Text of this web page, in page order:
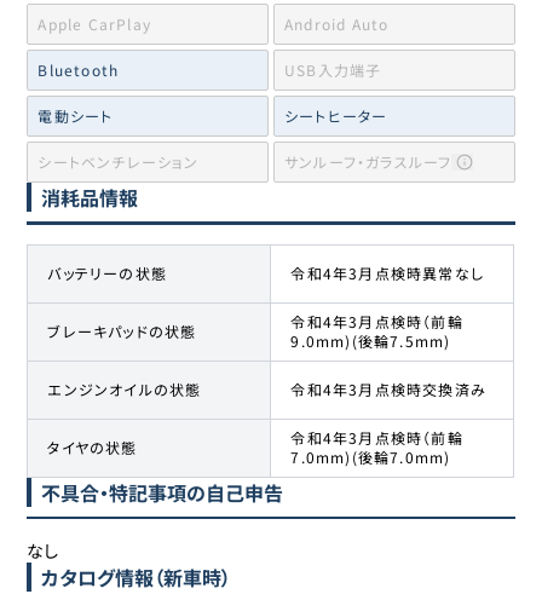
Apple CarPlay Android Auto
Bluetooth USB入力端子
電動シート シートヒーター
シートベンチレーション サンルーフ・ガラスルーフ
消耗品情報
バッテリーの状態 令和4年3月点検時異常なし
ブレーキパッドの状態
令和4年3月点検時（前輪
9.0mm)(後輪7.5mm)
エンジンオイルの状態 令和4年3月点検時交換済み
タイヤの状態
令和4年3月点検時（前輪
7.0mm)(後輪7.0mm)
不具合・特記事項の自己申告
なし
カタログ情報（新車時）